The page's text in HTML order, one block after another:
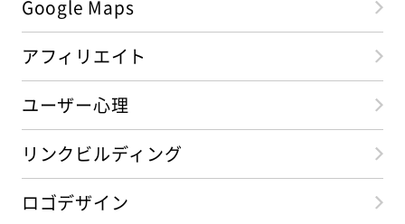
Google Maps
アフィリエイト
ユーザー心理
リンクビルディング
ロゴデザイン